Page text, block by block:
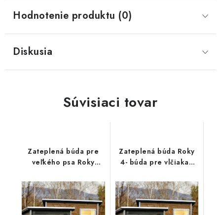
Hodnotenie produktu (0)
Diskusia
Súvisiaci tovar
Zateplená búda pre
veľkého psa Roky
Zateplená búda Roky
4- búda pre vlčiaka/